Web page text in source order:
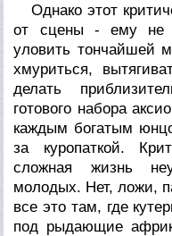
Однако этот
от сцены - ему не
уловить тончайшей
хмуриться,
делать
готового набора
каждым богатым
за куропаткой.
сложная жизнь
молодых. Нет, ложи,
все это там, где
под рыдающие